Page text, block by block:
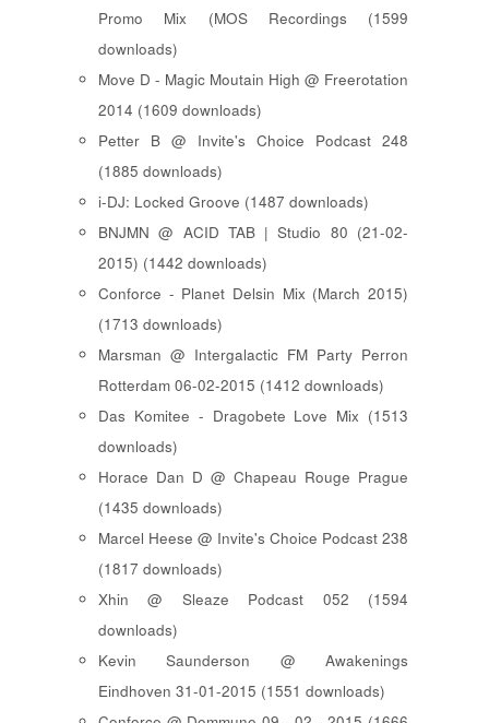
Promo Mix (MOS Recordings (1599
downloads)
Move D - Magic Moutain High @ Freerotation
2014 (1609 downloads)
Petter B @ Invite's Choice Podcast 248
(1885 downloads)
i-DJ: Locked Groove (1487 downloads)
BNJMN @ ACID TAB | Studio 80 (21-02-
2015) (1442 downloads)
Conforce - Planet Delsin Mix (March 2015)
(1713 downloads)
Marsman @ Intergalactic FM Party Perron
Rotterdam 06-02-2015 (1412 downloads)
Das Komitee - Dragobete Love Mix (1513
downloads)
Horace Dan D @ Chapeau Rouge Prague
(1435 downloads)
Marcel Heese @ Invite's Choice Podcast 238
(1817 downloads)
Xhin @ Sleaze Podcast 052 (1594
downloads)
Kevin Saunderson @ Awakenings
Eindhoven 31-01-2015 (1551 downloads)